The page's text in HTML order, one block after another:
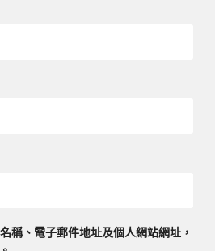
稱、電子郵件地址及個人網站網址，